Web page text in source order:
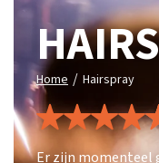
Home / Hairspray
Er zijn momenteel